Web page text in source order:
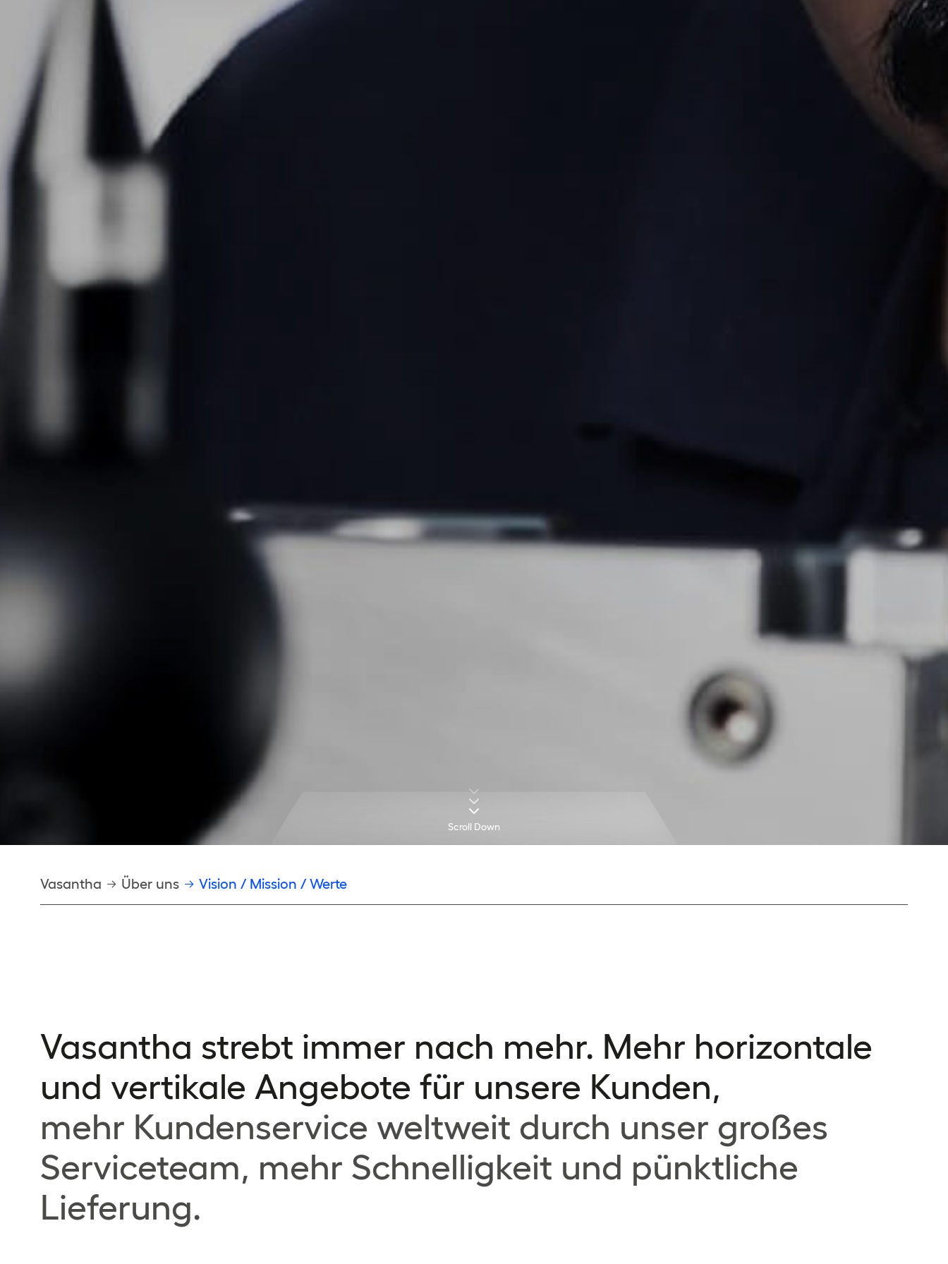
Scroll Down
Pfadnavigation
Vasantha Über uns Vision / Mission / Werte
Vasantha strebt immer nach mehr. Mehr horizontale
und vertikale Angebote für unsere Kunden,
mehr Kundenservice weltweit durch unser großes
Serviceteam, mehr Schnelligkeit und pünktliche
Lieferung.